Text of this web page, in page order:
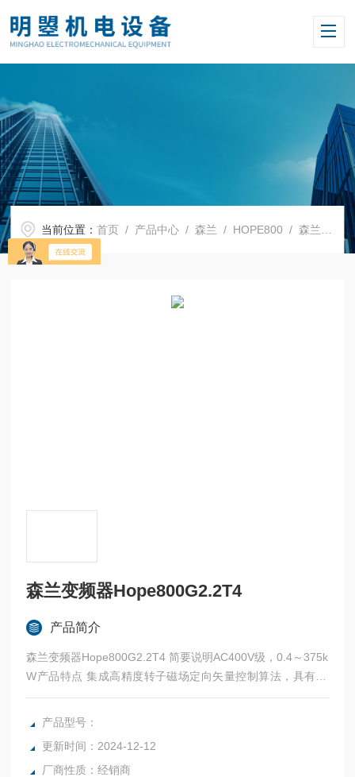
当前位置：首页 / 产品中心 /森兰 / HOPE800 / 森兰变频器Hope800G2.2T4
森兰变频器Hope800G2.2T4
产品简介
森兰变频器Hope800G2.2T4 简要说明AC400V级，0.4～375k
W产品特点 集成高精度转子磁场定向矢量控制算法，具有29
0%的瞬时转矩控制能力
产品型号：
更新时间：2024-12-12
厂商性质：经销商